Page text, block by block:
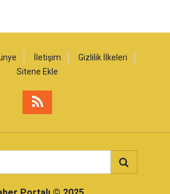
İletişim
Gizlilik İlkeleri
Sitene Ekle